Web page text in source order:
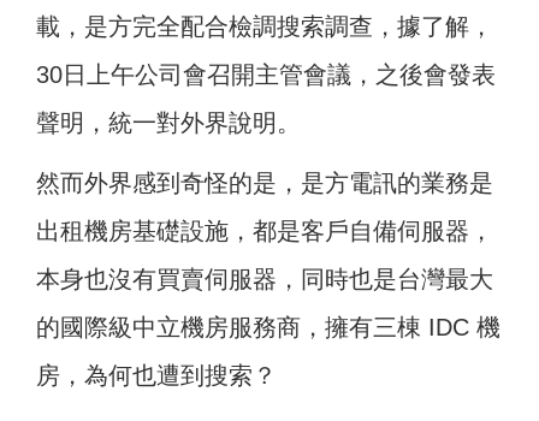
載， 是方完全配合檢調搜索調查，據了解 ，
30日上午公司會召開主管會議，之後會發表
聲明，統一對外界說明。
然而外界感到奇怪的是，是方電訊的業務是
出租機房基礎設施，都是客戶自備伺服器，
本身也沒有買賣伺服器，同時也是台灣最大
的國際級中立機房服務商，擁有三棟 IDC 機
房，為何也遭到搜索？